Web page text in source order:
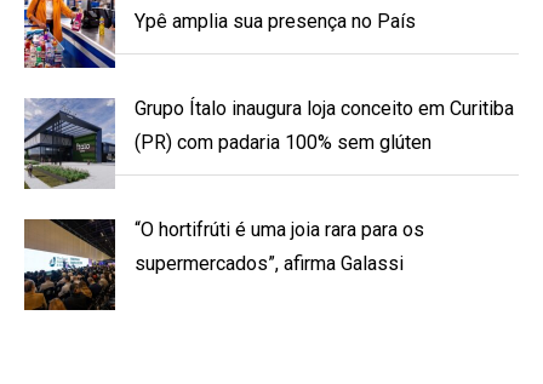
Ypê amplia sua presença no País
Grupo Ítalo inaugura loja conceito em Curitiba
(PR) com padaria 100% sem glúten
“O hortifrúti é uma joia rara para os
supermercados”, afirma Galassi